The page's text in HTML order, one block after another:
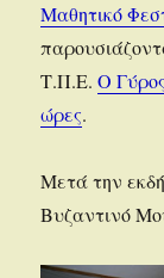
Μαθητικό
Τ.Π.Ε.Ο
ώρες.
Μετά την
Βυζαντινό